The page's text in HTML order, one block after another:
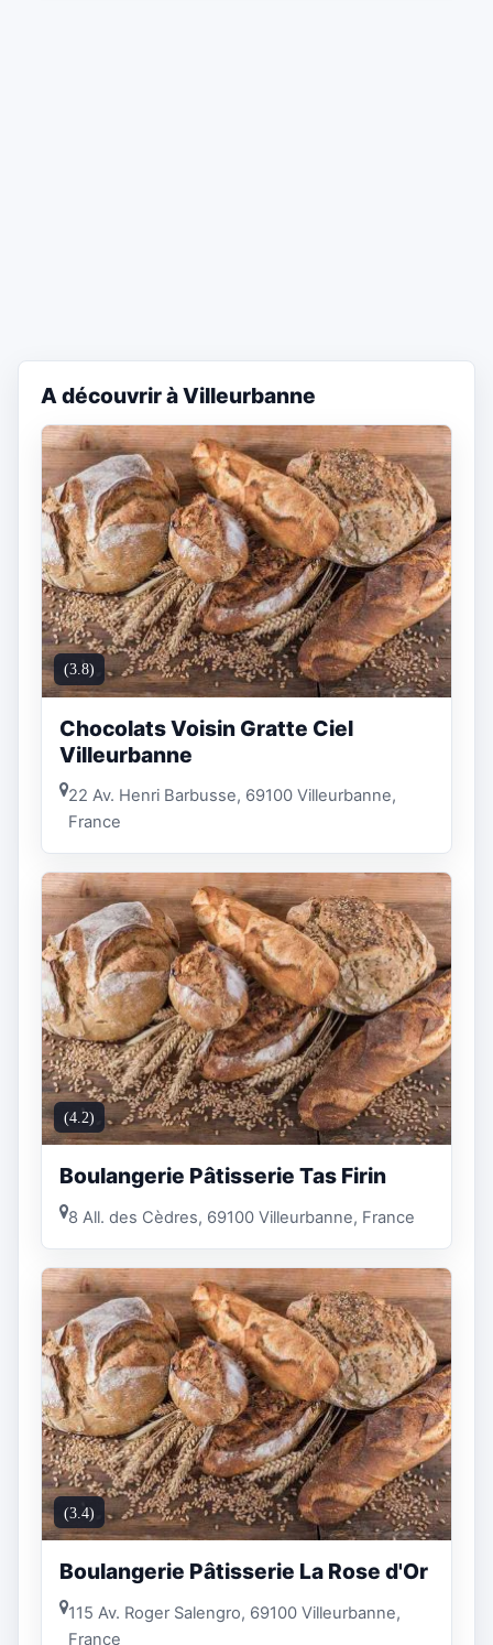
A découvrir à Villeurbanne
(3.8)
Chocolats Voisin Gratte Ciel
Villeurbanne
22 Av. Henri Barbusse, 69100 Villeurbanne,
France
(4.2)
Boulangerie Pâtisserie Tas Firin
8 All. des Cèdres, 69100 Villeurbanne, France
(3.4)
Boulangerie Pâtisserie La Rose d'Or
115 Av. Roger Salengro, 69100 Villeurbanne,
France